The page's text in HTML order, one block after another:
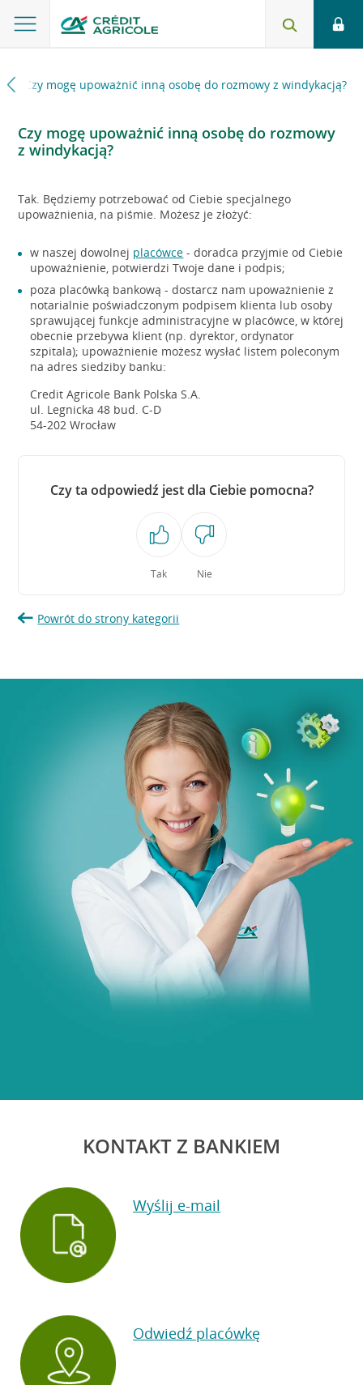
Czy mogę upoważnić inną osobę do rozmowy z windykacją?
Czy mogę upoważnić inną osobę do rozmowy
z windykacją?
Tak. Będziemy potrzebować od Ciebie specjalnego
upoważnienia, na piśmie. Możesz je złożyć:
w naszej dowolnej placówce - doradca przyjmie od Ciebie
upoważnienie, potwierdzi Twoje dane i podpis;
poza placówką bankową - dostarcz nam upoważnienie z
notarialnie poświadczonym podpisem klienta lub osoby
sprawującej funkcje administracyjne w placówce, w której
obecnie przebywa klient (np. dyrektor, ordynator
szpitala); upoważnienie możesz wysłać listem poleconym
na adres siedziby banku:
Credit Agricole Bank Polska S.A.
ul. Legnicka 48 bud. C-D
54-202 Wrocław
Czy ta odpowiedź jest dla Ciebie pomocna?
Tak Nie
Powrót do strony kategorii
KONTAKT Z BANKIEM
Wyślij e-mail
Odwiedź placówkę